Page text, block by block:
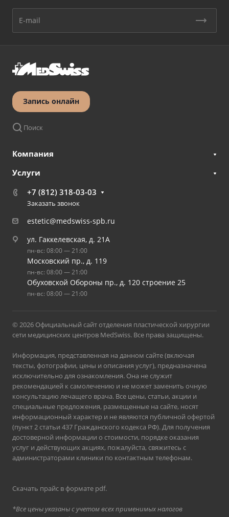
Запись онлайн
Поиск
Компания
Услуги
+7 (812) 318-03-03
Заказать звонок
estetic@medswiss-spb.ru
ул. Гаккелевская, д. 21А
пн-вс: 08:00 — 21:00
Московский пр., д. 119
пн-вс: 08:00 — 21:00
Обуховской Обороны пр., д. 120 строение 25
пн-вс: 08:00 — 21:00
© 2026 Официальный сайт отделения пластической хирургии
сети медицинских центров MedSwiss. Все права защищены.
Информация, представленная на данном сайте (включая
тексты, фотографии, цены и описания услуг), предназначена
исключительно для ознакомления. Она не служит
рекомендацией к самолечению и не может заменить очную
консультацию лечащего врача. Все цены, статьи, акции и
специальные предложения, размещенные на сайте, носят
информационный характер и не являются публичной офертой
(пункт 2 статьи 437 Гражданского кодекса РФ). Для получения
достоверной информации о стоимости, порядке оказания
услуг и действующих акциях, пожалуйста, свяжитесь с
администраторами клиники по контактным телефонам.
Скачать прайс в формате pdf.
*Все цены указаны с учетом всех применимых налогов